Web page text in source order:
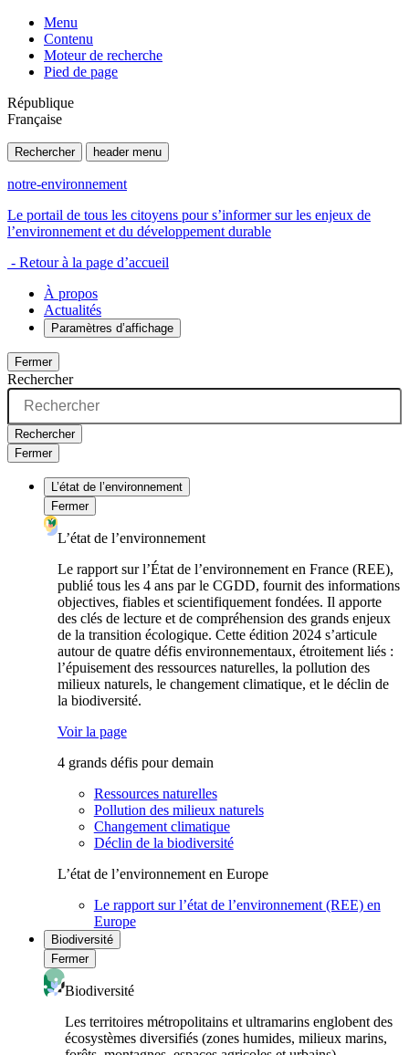
Menu
Contenu
Moteur de recherche
Pied de page
République
Française
Rechercher header menu
notre-environnement
Le portail de tous les citoyens pour s’informer sur les enjeux de
l’environnement et du développement durable
- Retour à la page d’accueil
À propos
Actualités
Paramètres d’affichage
Fermer
Rechercher
Rechercher
Fermer
L’état de l’environnement
Fermer
L’état de l’environnement
Le rapport sur l’État de l’environnement en France (REE),
publié tous les 4 ans par le CGDD, fournit des informations
objectives, fiables et scientifiquement fondées. Il apporte
des clés de lecture et de compréhension des grands enjeux
de la transition écologique. Cette édition 2024 s’articule
autour de quatre défis environnementaux, étroitement liés :
l’épuisement des ressources naturelles, la pollution des
milieux naturels, le changement climatique, et le déclin de
la biodiversité.
Voir la page
4 grands défis pour demain
Ressources naturelles
Pollution des milieux naturels
Changement climatique
Déclin de la biodiversité
L’état de l’environnement en Europe
Le rapport sur l’état de l’environnement (REE) en
Europe
Biodiversité
Fermer
Biodiversité
Les territoires métropolitains et ultramarins englobent des
écosystèmes diversifiés (zones humides, milieux marins,